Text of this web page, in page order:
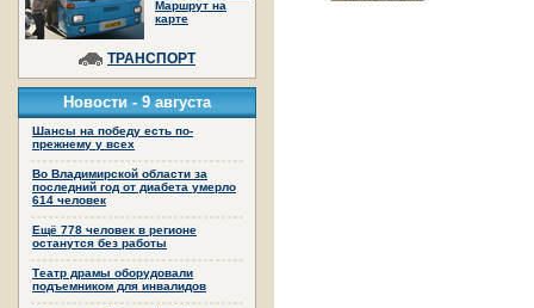
Маршрут на
карте
ТРАНСПОРТ
Новости -9 августа
Шансы на победу есть по-
прежнему у всех
Во Владимирской области за
последний год от диабета умерло
614 человек
Ещё 778 человек в регионе
останутся без работы
Театр драмы оборудовали
подъемником для инвалидов